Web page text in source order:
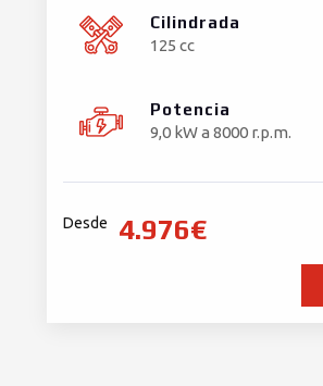
Cilindrada
125 cc
Potencia
9,0 kW a 8000 r.p.m.
Desde 4.976€